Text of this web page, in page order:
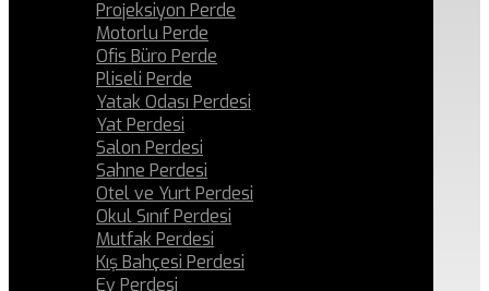
Projeksiyon Perde
Motorlu Perde
Ofis Büro Perde
Pliseli Perde
Yatak Odası Perdesi
Yat Perdesi
Salon Perdesi
Sahne Perdesi
Otel ve Yurt Perdesi
Okul Sınıf Perdesi
Mutfak Perdesi
Kış Bahçesi Perdesi
Ev Perdesi